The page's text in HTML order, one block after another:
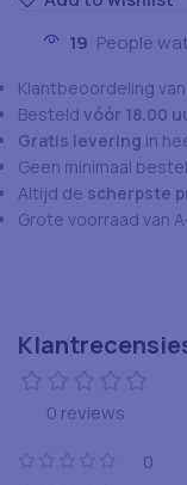
19 People
Klantbeoordeling van
Besteld vóór 18.00
Gratis levering in
Geen minimaal
Altijd de scherpste
Grote voorraad van
0 reviews
0